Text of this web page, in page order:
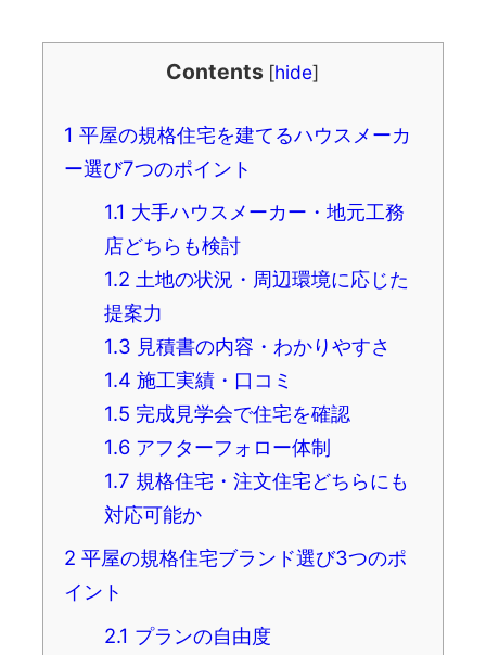
Contents [hide]
1 平屋の規格住宅を建てるハウスメーカ
ー選び7つのポイント
1.1 大手ハウスメーカー・地元工務
店どちらも検討
1.2 土地の状況・周辺環境に応じた
提案力
1.3 見積書の内容・わかりやすさ
1.4 施工実績・口コミ
1.5 完成見学会で住宅を確認
1.6アフターフォロー体制
1.7 規格住宅・注文住宅どちらにも
対応可能か
2 平屋の規格住宅ブランド選び3つのポ
イント
2.1 プランの自由度